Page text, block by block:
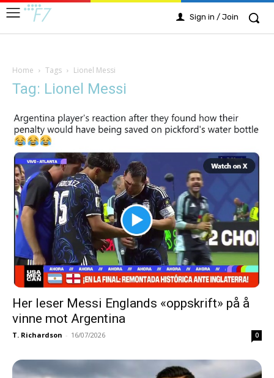
Sign in / Join
Home Tags Lionel Messi
Tag: Lionel Messi
Her leser Messi Englands «oppskrift» på å
vinne mot Argentina
T. Richardson - 16/07/2026 0